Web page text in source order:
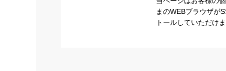
まのWEBブラウザが
トールしていただけ